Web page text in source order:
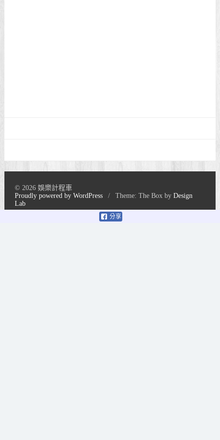
分享
© 2026 娛樂計程車
Proudly powered by WordPress
/ Theme: The Box byDesign
Lab